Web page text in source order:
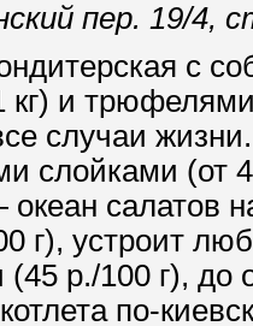
пер. 19/4,
с
кг) и
случаи
слойками (от
салатов
г), устроит
(45 р./100 г),
по-